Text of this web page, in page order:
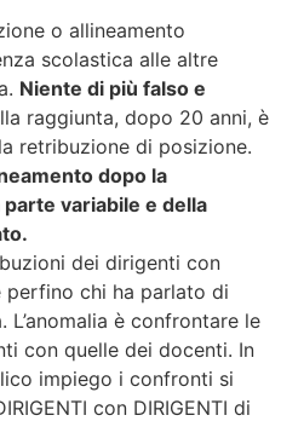
o allineamento
scolastica alle altre
Niente di più falso e
raggiunta, dopo 20 anni, è
retribuzione di posizione.
dopo la
variabile e della
dei dirigenti con
perfino chi ha parlato di
è confrontare le
con quelle dei docenti. In
impiego i confronti si
con DIRIGENTI di